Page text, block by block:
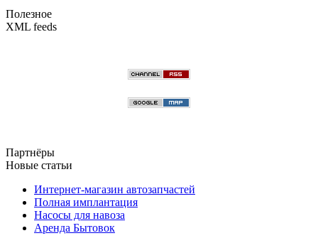
Полезное
XML feeds
Партнёры
Новые статьи
Интернет-магазин автозапчастей
Полная имплантация
Насосы для навоза
Аренда Бытовок